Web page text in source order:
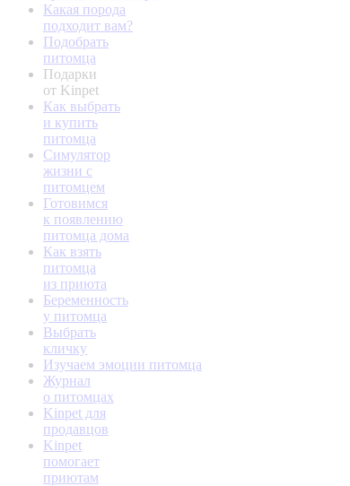
Какая порода
подходит вам?
Подобрать
питомца
Подарки
от Kinpet
Как выбрать
и купить
питомца
Симулятор
жизни с
питомцем
Готовимся
к появлению
питомца дома
Как взять
питомца
из приюта
Беременность
у питомца
Выбрать
кличку
Изучаем эмоции питомца
Журнал
о питомцах
Kinpet для
продавцов
Kinpet
помогает
приютам